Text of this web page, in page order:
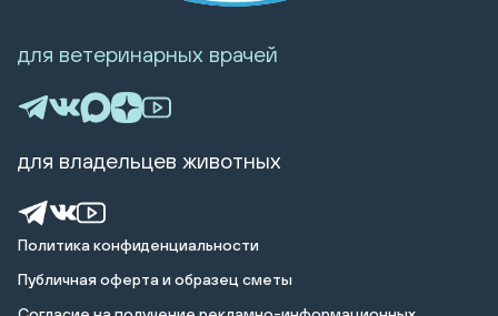
Политика конфиденциальности
Публичная оферта и образец сметы
для ветеринарных врачей
для владельцев животных